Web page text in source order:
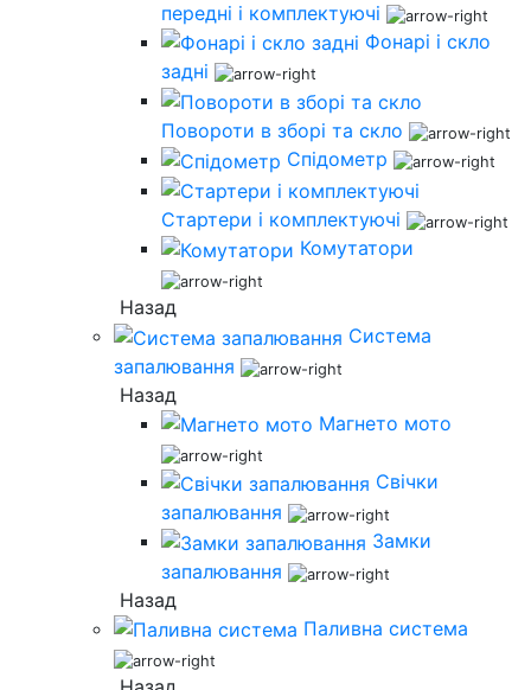
передні і комплектуючі
Фонарі і скло
задні
Повороти в зборі та скло
Спідометр
Стартери і комплектуючі
Комутатори
Назад
Система
запалювання
Назад
Магнето мото
Свічки
запалювання
Замки
запалювання
Назад
Паливна система